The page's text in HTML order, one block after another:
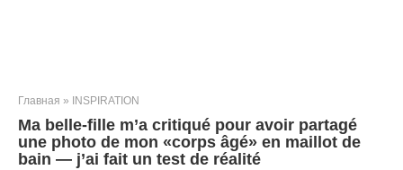
Главная » INSPIRATION
Ma belle-fille m’a critiqué pour avoir partagé
une photo de mon «corps âgé» en maillot de
bain — j’ai fait un test de réalité